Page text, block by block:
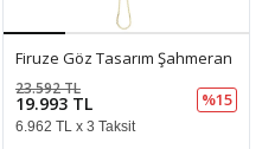
Firuze Göz Tasarım Şahmeran
19.993 TL
23.592 TL
%15
6.962 TL x 3 Taksit